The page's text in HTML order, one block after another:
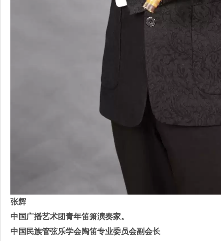
张辉
中国广播艺术团青年笛箫演奏家。
中国民族管弦乐学会陶笛专业委员会副会长